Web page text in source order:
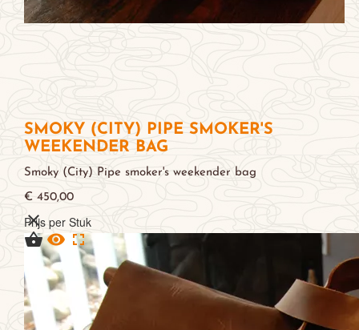
SMOKY (CITY) PIPE SMOKER'S
WEEKENDER BAG
Smoky (City) Pipe smoker's weekender bag
€ 450,00
Prijs per Stuk
 
